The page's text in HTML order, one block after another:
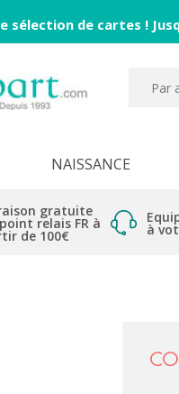
sélection de cartes !
NAISSANCE
gratuite
relais FR à
de 100€ à